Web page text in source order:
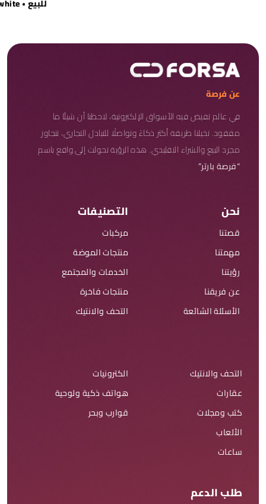
عن فرصة
في عالم تفيض فيه الأسواق الإلكترونية، لاحظنا أن شيئًا ما
مفقود. تخيلنا طريقة أكثر ذكاءً وتواصلًا للتبادل التجاري، تتجاوز
مجرد البيع والشراء التقليدي. هذه الرؤية تحولت إلى واقع باسم
“فرصة بارتر”
نحن
قصتنا
مهمتنا
رؤيتنا
عن فريقنا
الأسئلة الشائعة
التصنيفات
مركبات
منتجات الموضة
الخدمات والمجتمع
منتجات فاخرة
التحف والانتيك
التحف والانتيك
عقارات
كتب ومجلات
الألعاب
ساعات
الكترونيات
هواتف ذكية ولوحية
قوارب وبحر
طلب الدعم